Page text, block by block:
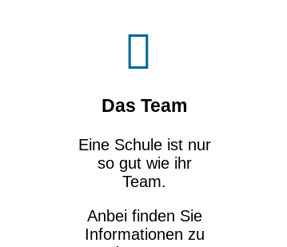
Das Team
Eine Schule ist nur
so gut wie ihr
Team.
Anbei finden Sie
Informationen zu